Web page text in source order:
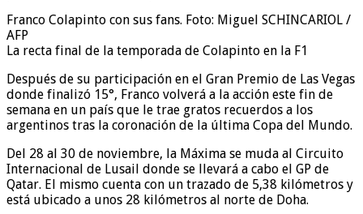
Franco Colapinto con sus fans. Foto: Miguel SCHINCARIOL /
AFP
La recta final de la temporada de Colapinto en la F1
Después de su participación en el Gran Premio de Las Vegas
donde finalizó 15°, Franco volverá a la acción este fin de
semana en un país que le trae gratos recuerdos a los
argentinos tras la coronación de la última Copa del Mundo.
Del 28 al 30 de noviembre, la Máxima se muda al Circuito
Internacional de Lusail donde se llevará a cabo el GP de
Qatar. El mismo cuenta con un trazado de 5,38 kilómetros y
está ubicado a unos 28 kilómetros al norte de Doha.